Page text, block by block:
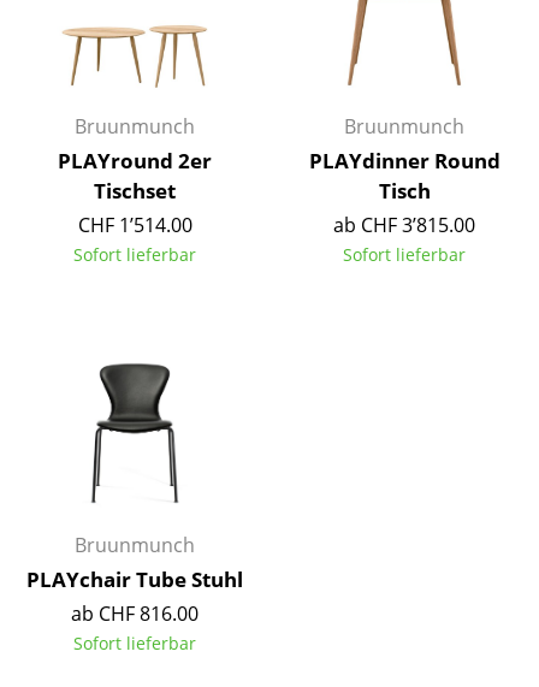
... alle Betten
Accessoires
Uhren
Spiegel
Figuren & Miniaturen
Tabletts
Büroutensilien
Aufbewahrungsboxen
Decken
Kissen
Teppiche
Vorhänge
Bruunmunch
PLAYround 2er
Tischset
CHF 1’514.00
Sofort lieferbar
Bruunmunch
PLAYdinner Round
Tisch
ab CHF 3’815.00
Sofort lieferbar
Bruunmunch
PLAYchair Tube Stuhl
ab CHF 816.00
Sofort lieferbar